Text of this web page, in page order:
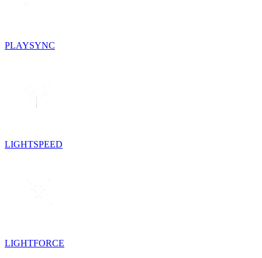
PLAYSYNC
LIGHTSPEED
LIGHTFORCE